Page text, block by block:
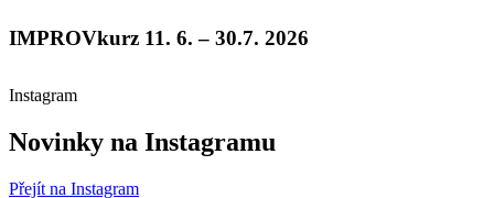
IMPROVkurz 11. 6. – 30.7. 2026
Instagram
Novinky na Instagramu
Přejít na Instagram